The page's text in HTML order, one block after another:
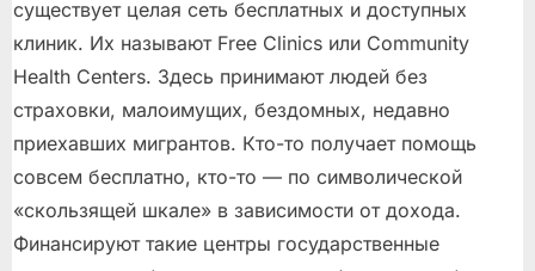
существует целая сеть бесплатных и доступных
клиник. Их называют Free Clinics или Community
Health Centers. Здесь принимают людей без
страховки, малоимущих, бездомных, недавно
приехавших мигрантов. Кто-то получает помощь
совсем бесплатно, кто-то — по символической
«скользящей шкале» в зависимости от дохода.
Финансируют такие центры государственные